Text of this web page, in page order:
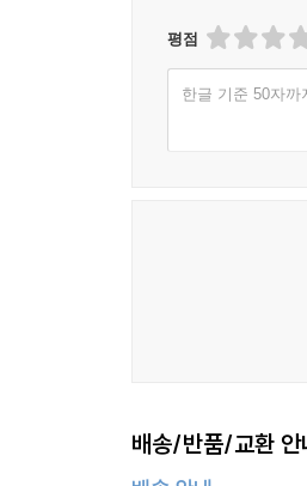
평점
한글 기준 50자까
배송/반품/교환 안